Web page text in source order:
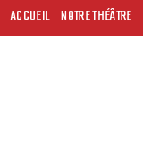
ACCUEIL NOTRE THÉÂTRE